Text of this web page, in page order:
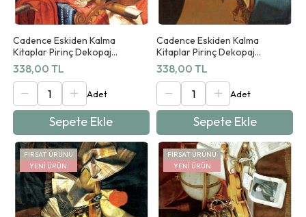
Cadence Eskiden Kalma
Kitaplar Pirinç Dekopaj
Koleksiyonu Ab 05 90x125cm
338,00 TL
Sepete Ekle
Cadence Eskiden Kalma
Kitaplar Pirinç Dekopaj
Koleksiyonu Ab 06 90x125cm
338,00 TL
Sepete Ekle
YENI ÜRÜN
FIRSAT ÜRÜNÜ
YENI ÜRÜN
FIRSAT ÜRÜNÜ